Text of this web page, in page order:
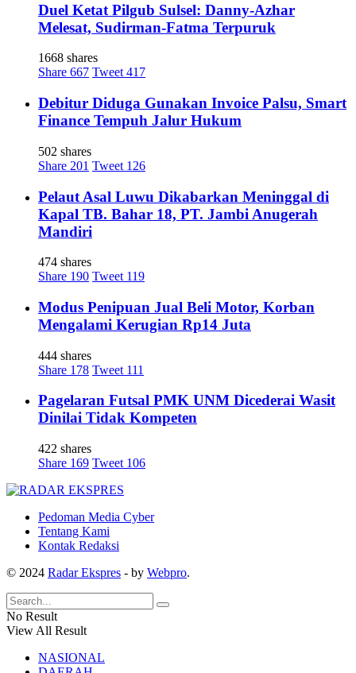
Duel Ketat Pilgub Sulsel: Danny-Azhar
Melesat, Sudirman-Fatma Terpuruk
1668 shares
Share 667 Tweet 417
Debitur Diduga Gunakan Invoice Palsu, Smart
Finance Tempuh Jalur Hukum
502 shares
Share 201 Tweet 126
Pelaut Asal Luwu Dikabarkan Meninggal di
Kapal TB. Bahar 18, PT. Jambi Anugerah
Mandiri
474 shares
Share 190 Tweet 119
Modus Penipuan Jual Beli Motor, Korban
Mengalami Kerugian Rp14 Juta
444 shares
Share 178 Tweet 111
Pagelaran Futsal PMK UNM Dicederai Wasit
Dinilai Tidak Kompeten
422 shares
Share 169 Tweet 106
Pedoman Media Cyber
Tentang Kami
Kontak Redaksi
© 2024 Radar Ekspres - by Webpro.
No Result
View All Result
NASIONAL